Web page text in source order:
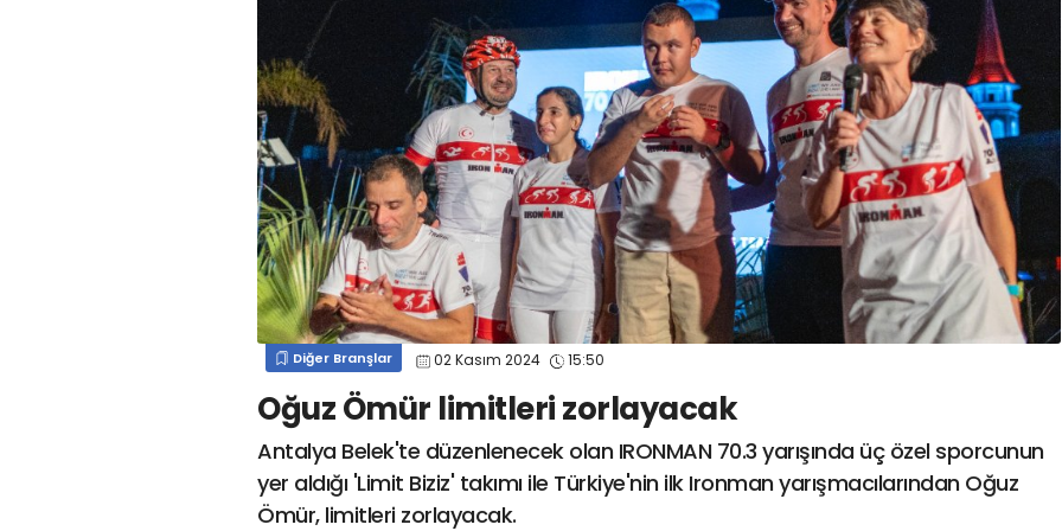
kocaelispor
mert cengiz
engin koyun #fırat
gülspor41
kocaelispor #mert
cengiz
#erdem övüç #gençlerbirliği
#eleke # #barış alıcı
#
metin diyadinspor41
erdem övüç
#
kocaelispor
#beykan şimşek
spor41
spor41
#kocaelispor
Diğer Branşlar 02 Kasım 2024 15:50
Oğuz Ömür limitleri zorlayacak
Antalya Belek'te düzenlenecek olan IRONMAN 70.3 yarışında üç özel sporcunun
yer aldığı 'Limit Biziz' takımı ile Türkiye'nin ilk Ironman yarışmacılarından Oğuz
Ömür, limitleri zorlayacak.